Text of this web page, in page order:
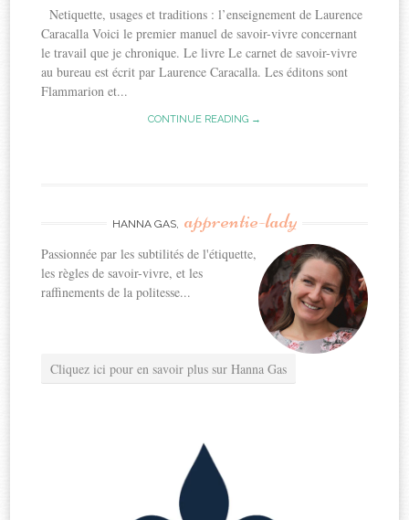
Netiquette, usages et traditions : l’enseignement de Laurence
Caracalla Voici le premier manuel de savoir-vivre concernant
le travail que je chronique. Le livre Le carnet de savoir-vivre
au bureau est écrit par Laurence Caracalla. Les éditons sont
Flammarion et...
CONTINUE READING →
HANNA GAS, apprentie-lady
Passionnée par les subtilités de l'étiquette,
les règles de savoir-vivre, et les
raffinements de la politesse...
Cliquez ici pour en savoir plus sur Hanna Gas